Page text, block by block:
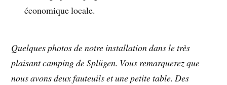
économique locale.
Quelques photos de notre installation dans le très
plaisant camping de Splügen. Vous remarquerez que
nous avons deux fauteuils et une petite table. Des